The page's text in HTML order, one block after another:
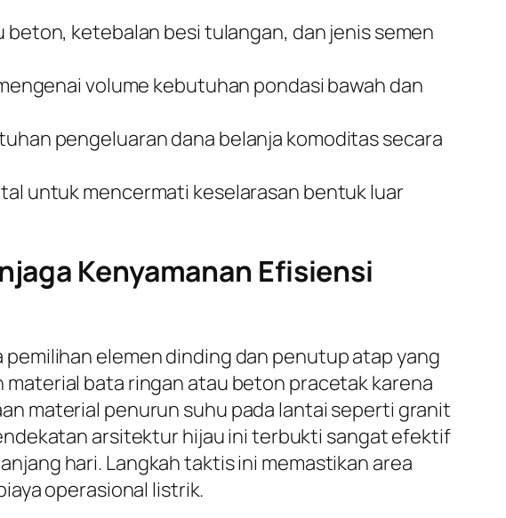
ketebalan besi tulangan, dan jenis semen
volume kebutuhan pondasi bawah dan
pengeluaran dana belanja komoditas secara
untuk mencermati keselarasan bentuk luar
Kenyamanan Efisiensi
elemen dinding dan penutup atap yang
bata ringan atau beton pracetak karena
material penurun suhu pada lantai seperti granit
arsitektur hijau ini terbukti sangat efektif
hari. Langkah taktis ini memastikan area
operasional listrik.